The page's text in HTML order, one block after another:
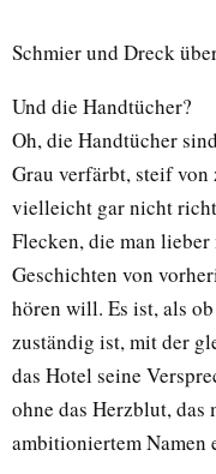
Schmier und Dreck
Und die Handtücher?
Oh, die Handtücher
Grau verfärbt, steif
vielleicht gar nicht
Flecken, die man
Geschichten von
hören will. Es ist, als
zuständig ist, mit der
das Hotel seine
ohne das Herzblut, das
ambitioniertem Namen